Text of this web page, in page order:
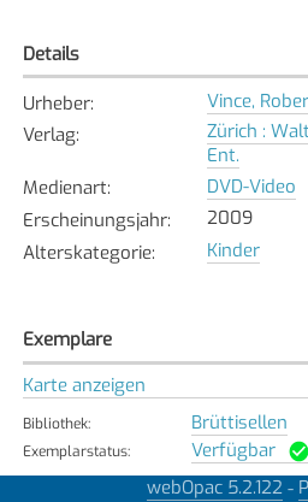
Details
Urheber:
Vince,
Verlag:
Zürich :
Ent.
Medienart:
DVD-Video
Erscheinungsjahr:
2009
Alterskategorie: Kinder
Exemplare
Karte anzeigen
Bibliothek: Brüttisellen
Exemplarstatus: Verfügbar
webOpac 5.2.122 -